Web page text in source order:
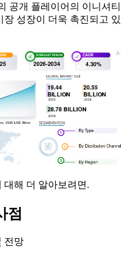
공개 플레이어의 이니셔티
장 성장이 더욱 촉진되고 있
대해 더 알아보려면.
점
전망